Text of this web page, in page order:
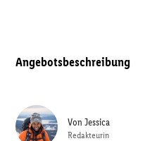
Angebotsbeschreibung
Von Jessica
Redakteurin